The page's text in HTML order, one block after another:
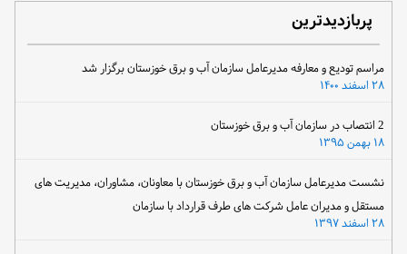
پربازدیدترین
مراسم تودیع و معارفه مدیرعامل سازمان آب و برق خوزستان برگزار شد
نشست مدیرعامل سازمان آب و برق خوزستان با معاونان، مشاوران، مدیریت های
مستقل و مدیران عامل شرکت های طرف قرارداد با سازمان